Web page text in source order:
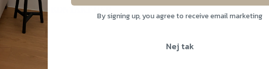
vores website
By signing up, you agree to receive email marketing
Nej tak